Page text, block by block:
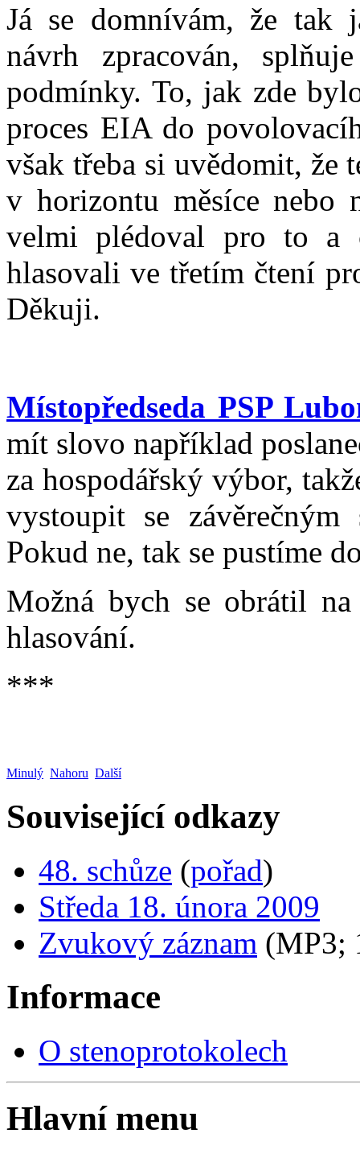
Já se domnívám, že tak
návrh zpracován,
podmínky. To, jak zde
proces EIA do
však třeba si uvědomit, že
v horizontu měsíce
velmi plédoval pro to a
hlasovali ve třetím čtení
Děkuji.
Místopředseda PSP
mít slovo například
za hospodářský výbor,
vystoupit se
Pokud ne, tak se pustíme
Možná bych se obrátil na
hlasování.
***
Minulý Nahoru Další
Související odkazy
48. schůze (pořad)
Středa 18. února 2009
Zvukový záznam (MP3;
Informace
O stenoprotokolech
Hlavní menu